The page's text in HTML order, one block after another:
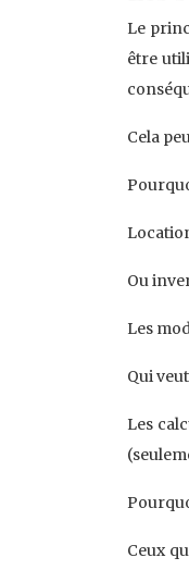
Le
être
Cela
Ou
Les
Qui
Les
Ceux